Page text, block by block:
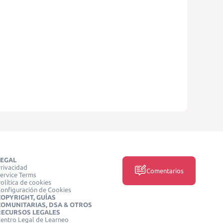
Terms
de cookies
de Cookies
GUÍAS
DSA & OTROS
LEGALES
Legal de Learneo
Comentarios